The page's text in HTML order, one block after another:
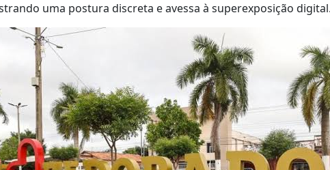
uma postura discreta e avessa à superexposição